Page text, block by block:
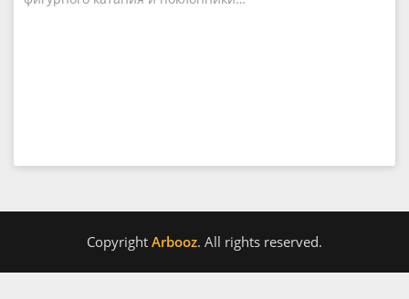
Copyright Arbooz. All rights reserved.